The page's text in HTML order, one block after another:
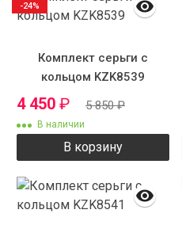
Комплект серьги с
кольцом KZK8539
4 450 ₽ 5 850₽
В наличии
В корзину
-24%